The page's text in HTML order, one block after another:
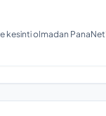
kesinti olmadan